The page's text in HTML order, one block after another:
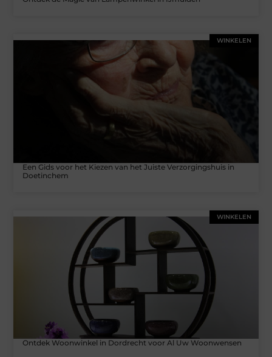
WINKELEN
Een Gids voor het Kiezen van het Juiste Verzorgingshuis in
Doetinchem
WINKELEN
Ontdek Woonwinkel in Dordrecht voor Al Uw Woonwensen